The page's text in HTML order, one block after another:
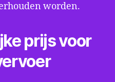
worden.
prijs voor